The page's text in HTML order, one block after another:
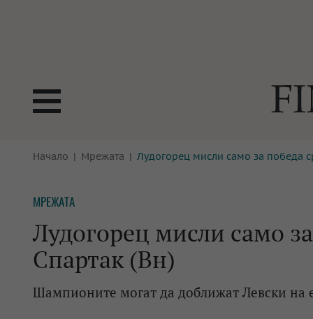
БОРСИ
КРИПТО
БАНКИ
ПАРИТЕ
ЗАСТРАХОВАНЕ
ЕНЕРГЕТИКА
ИМОТИ
Начало Мрежата Лудогорец мисли само за победа
МРЕЖАТА
Лудогорец мисли само
Спартак (Вн)
Шампионите могат да доближат Левски на